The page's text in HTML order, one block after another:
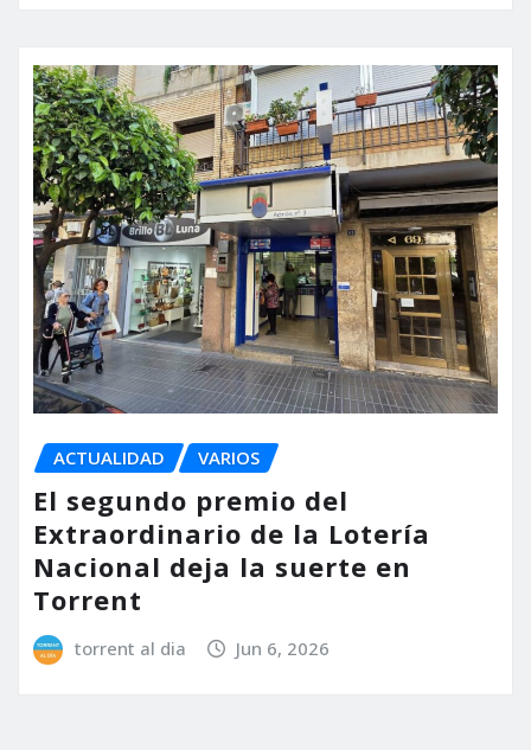
ACTUALIDAD VARIOS
El segundo premio del
Extraordinario de la Lotería
Nacional deja la suerte en
Torrent
torrent al dia Jun 6, 2026